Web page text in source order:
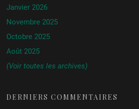
Janvier 2026
Novembre 2025
Octobre 2025
Août 2025
(Voir toutes les archives)
DERNIERS COMMENTAIRES